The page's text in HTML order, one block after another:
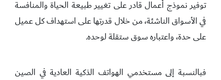
توفير نموذج أعمال قادر على تغيير طبيعة الحياة والمنافسة
في الأسواق الناشئة، من خلال قدرتها على استهداف كل عميل
على حدة، واعتباره سوق ستقلة لوحده.
فبالنسبة إلى مستخدمي الهواتف الذكية العادية في الصين